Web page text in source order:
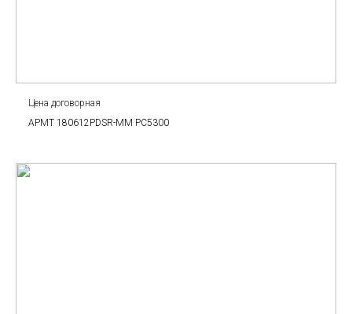
Цена договорная
APMT 180612PDSR-MM PC5300